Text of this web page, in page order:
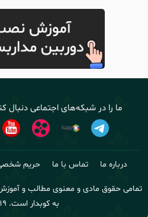
ما را در شبکه‌های اجتماعی دنبال
درباره ما تماس با ما حریم
تمامی حقوق مادی و معنوی مطالب و
به کوبدار است.